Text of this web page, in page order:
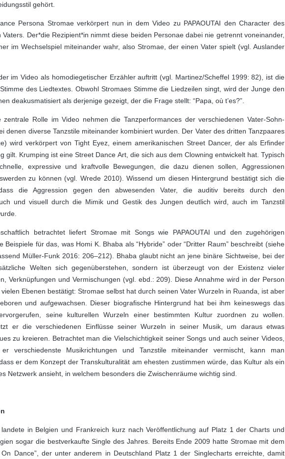
gehört.
Persona Stromae verkörpert nun in dem Video zu PAPAOUTAI den Character des
Vaters. Der*die Rezipient*in nimmt diese beiden Personae dabei nie getrennt voneinander,
im Wechselspiel miteinander wahr, also Stromae, der einen Vater spielt (vgl. Auslander
im Video als homodiegetischer Erzähler auftritt (vgl. Martinez/Scheffel 1999: 82), ist die
des Liedtextes. Obwohl Stromaes Stimme die Liedzeilen singt, wird der Junge den
deakusmatisiert als derjenige gezeigt, der die Frage stellt: “Papa, où t’es?”.
zentrale Rolle im Video nehmen die Tanzperformances der verschiedenen Vater-Sohn-
denen diverse Tanzstile miteinander kombiniert wurden. Der Vater des dritten Tanzpaares
wird verkörpert von Tight Eyez, einem amerikanischen Street Dancer, der als Erfinder
gilt. Krumping ist eine Street Dance Art, die sich aus dem Clowning entwickelt hat. Typisch
expressive und kraftvolle Bewegungen, die dazu dienen sollen, Aggressionen
zu können (vgl. Wrede 2010). Wissend um diesen Hintergrund bestätigt sich die
die Aggression gegen den abwesenden Vater, die auditiv bereits durch den
und visuell durch die Mimik und Gestik des Jungen deutlich wird, auch im Tanzstil
betrachtet liefert Stromae mit Songs wie PAPAOUTAI und den zugehörigen
Beispiele für das, was Homi K. Bhaba als “Hybride” oder “Dritter Raum” beschreibt (siehe
Müller-Funk 2016: 206–212). Bhaba glaubt nicht an jene binäre Sichtweise, bei der
Welten sich gegenüberstehen, sondern ist überzeugt von der Existenz vieler
Verknüpfungen und Vermischungen (vgl. ebd.: 209). Diese Annahme wird in der Person
Ebenen bestätigt: Stromae selbst hat durch seinen Vater Wurzeln in Ruanda, ist aber
und aufgewachsen. Dieser biografische Hintergrund hat bei ihm keineswegs das
seine kulturellen Wurzeln einer bestimmten Kultur zuordnen zu wollen.
er die verschiedenen Einflüsse seiner Wurzeln in seiner Musik, um daraus etwas
zu kreieren. Betrachtet man die Vielschichtigkeit seiner Songs und auch seiner Videos,
verschiedenste Musikrichtungen und Tanzstile miteinander vermischt, kann man
er dem Konzept der Transkulturalität am ehesten zustimmen würde, das Kultur als ein
Netzwerk ansieht, in welchem besonders die Zwischenräume wichtig sind.
landete in Belgien und Frankreich kurz nach Veröffentlichung auf Platz 1 der Charts und
sogar die bestverkaufte Single des Jahres. Bereits Ende 2009 hatte Stromae mit dem
On Dance”, der unter anderem in Deutschland Platz 1 der Singlecharts erreichte, damit